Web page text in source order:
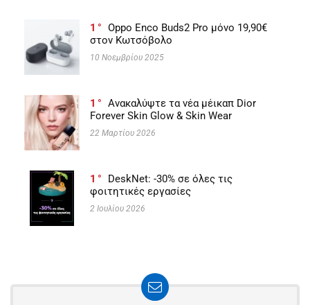
1
Oppo Enco Buds2 Pro μόνο 19,90€
στον Κωτσόβολο
10 Νοεμβρίου 2025
1
Ανακαλύψτε τα νέα μέικαπ Dior
Forever Skin Glow & Skin Wear
22 Μαρτίου 2026
1
DeskNet: -30% σε όλες τις
φοιτητικές εργασίες
2 Ιουλίου 2026